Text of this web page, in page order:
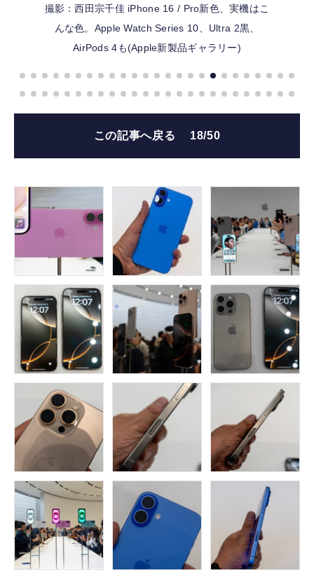
撮影：西田宗千佳 iPhone 16 / Pro新色、実機はこ
んな色。Apple Watch Series 10、Ultra 2黒、
AirPods 4も(Apple新製品ギャラリー)
この記事へ戻る 18/50